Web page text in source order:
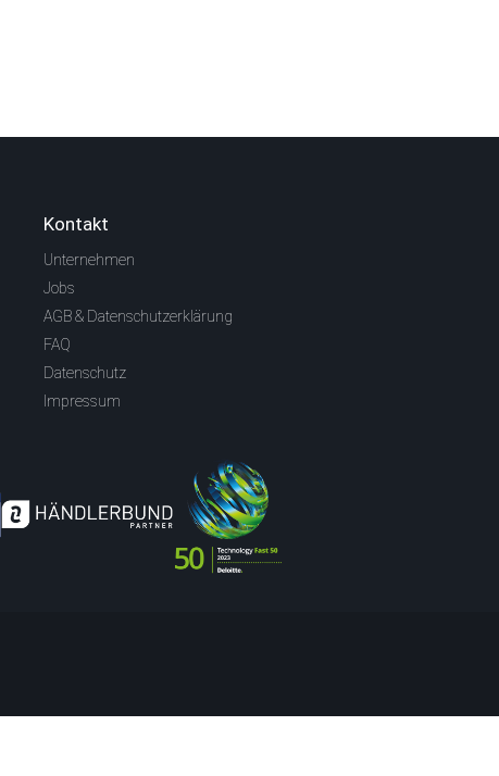
Kontakt
Unternehmen
Jobs
AGB & Datenschutzerklärung
FAQ
Datenschutz
Impressum